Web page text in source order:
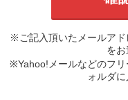
※ご記入頂いたメールア
をお
※Yahoo!メールなどのフ
ォルダに